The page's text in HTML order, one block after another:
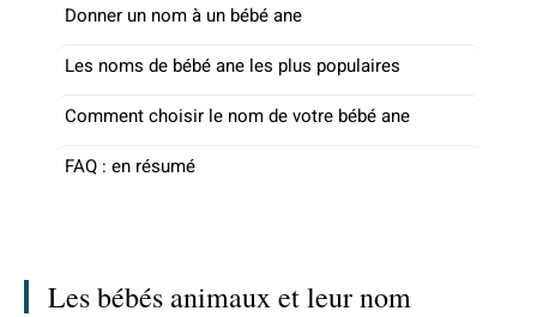
Donner un nom à un bébé ane
Les noms de bébé ane les plus populaires
Comment choisir le nom de votre bébé ane
FAQ : en résumé
Les bébés animaux et leur nom